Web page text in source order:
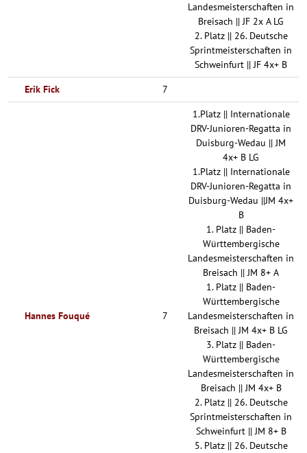
Landesmeisterschaften in
Breisach || JF 2x A LG
2. Platz || 26. Deutsche
Sprintmeisterschaften in
Schweinfurt || JF 4x+ B
Erik Fick
7
Hannes Fouqué 7
1.Platz || Internationale
DRV-Junioren-Regatta in
Duisburg-Wedau || JM
4x+ B LG
1.Platz || Internationale
DRV-Junioren-Regatta in
Duisburg-Wedau ||JM 4x+
B
1. Platz || Baden-
Württembergische
Landesmeisterschaften in
Breisach || JM 8+ A
1. Platz || Baden-
Württembergische
Landesmeisterschaften in
Breisach || JM 4x+ B LG
3. Platz || Baden-
Württembergische
Landesmeisterschaften in
Breisach || JM 4x+ B
2. Platz || 26. Deutsche
Sprintmeisterschaften in
Schweinfurt || JM 8+ B
5. Platz || 26. Deutsche